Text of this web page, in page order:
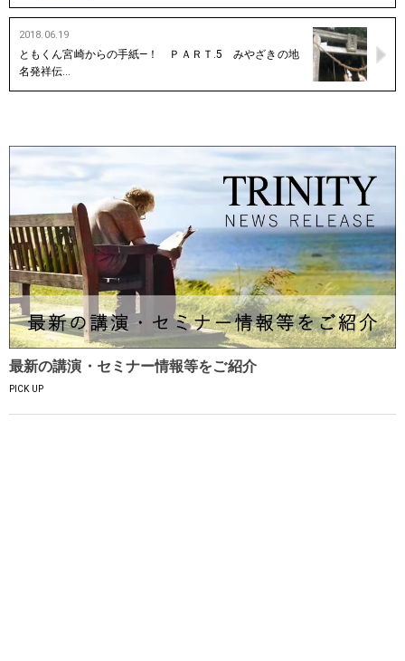
2018.06.19
ともくん宮崎からの手紙—！ ＰＡＲＴ.5 みやざきの地
名発祥伝…
最新の講演・セミナー情報等をご紹介
PICK UP